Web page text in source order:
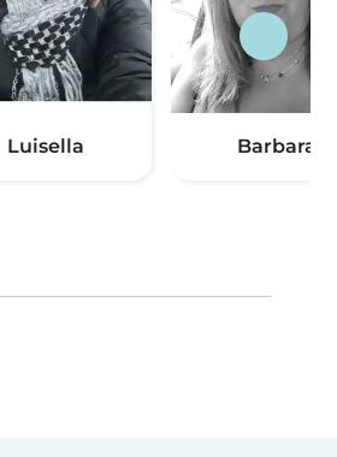
Luisella Barbara